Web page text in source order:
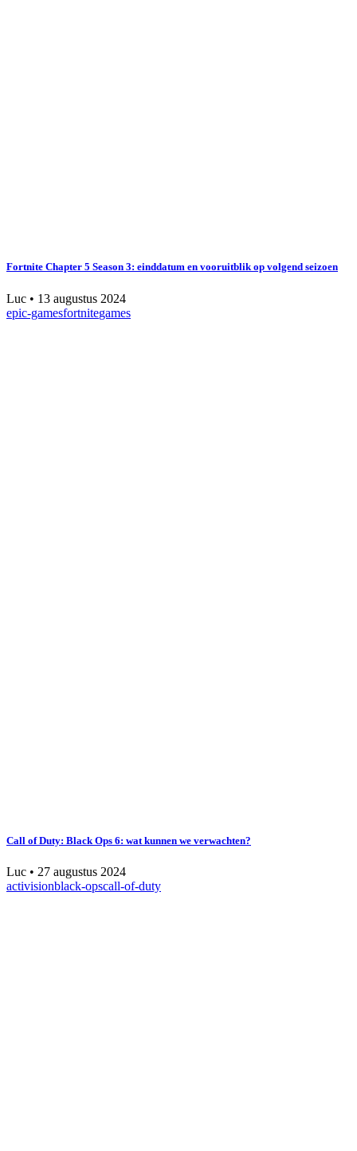
Fortnite Chapter 5 Season 3: einddatum en vooruitblik op volgend seizoen
Luc • 13 augustus 2024
epic-gamesfortnitegames
Call of Duty: Black Ops 6: wat kunnen we verwachten?
Luc • 27 augustus 2024
activisionblack-opscall-of-duty